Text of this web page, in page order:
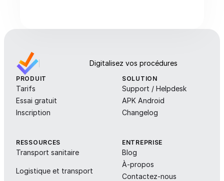
Digitalisez vos procédures
PRODUIT
Tarifs
Essai gratuit
Inscription
SOLUTION
Support / Helpdesk
APK Android
Changelog
RESSOURCES
Transport sanitaire
Logistique et transport
ENTREPRISE
Blog
À-propos
Contactez-nous